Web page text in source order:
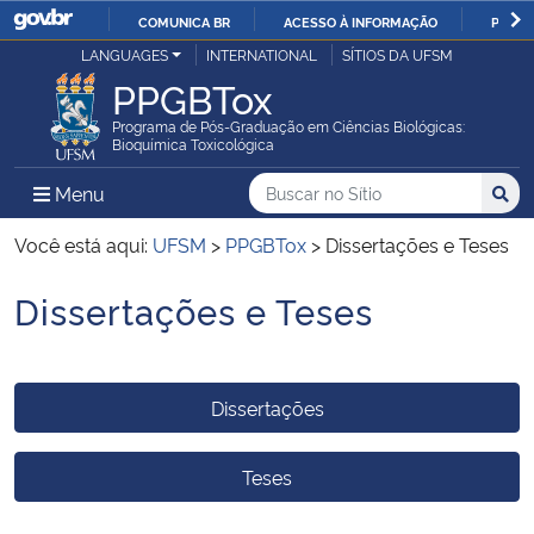
IR
O
CONTEÚDO
COMUNICA BR ACESSO À INFORMAÇÃO
Ministério da Justiça e Segurança Pública
Ministério da Defesa
Ministério das Relações Exteriores
Ministério da Economia
Ministério da Agricultura, Pecuária e Abastecimento
LANGUAGES INTERNATIONAL SÍTIOS DA UFSM
PPGBTox
Programa de Pós-Graduação em Ciências Biológicas:
Bioquímica Toxicológica
Menu Menu Principal do Sítio
Busca
Buscar no no Sítio
Busca:
Você está aqui: UFSM > PPGBTox > Dissertações e Teses
Início do conteúdo
Dissertações e Teses
Dissertações
Teses